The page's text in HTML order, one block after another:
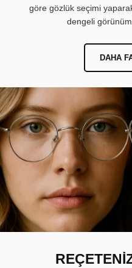
göre gözlük seçimi
dengeli
DAHA